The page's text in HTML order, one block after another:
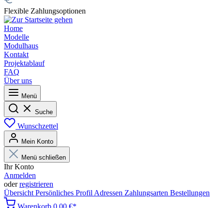
Flexible Zahlungsoptionen
Home
Modelle
Modulhaus
Kontakt
Projektablauf
FAQ
Über uns
Menü
Suche
Wunschzettel
Mein Konto
Menü schließen
Ihr Konto
Anmelden
oderregistrieren
Übersicht Persönliches Profil Adressen Zahlungsarten Bestellungen
Warenkorb 0,00 €*